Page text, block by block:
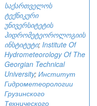
საქართველოს
ტექნიკური
უნივერსიტეტის
ჰიდრომეტეოროლოგიის
ინსტიტუტი; Institute Of
Hydrometeorology Of The
Georgian Technical
University; Институт
Гидрометеорологии
Грузинского
Технического